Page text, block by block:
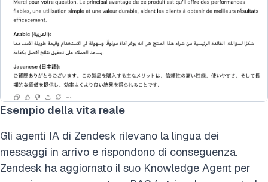
Esempio della vita reale
Gli agenti IA di Zendesk rilevano la lingua dei
messaggi in arrivo e rispondono di conseguenza.
Zendesk ha aggiornato il suo Knowledge Agent per